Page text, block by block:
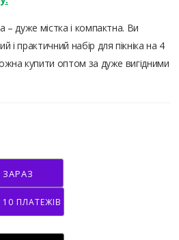
– дуже містка і компактна. Ви
і практичний набір для пікніка на 4
купити оптом за дуже вигідними
ПЛАТЕЖІВ